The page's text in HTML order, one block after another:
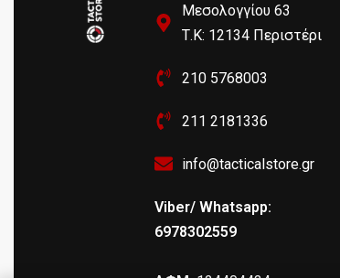
Μεσολογγίου 63
Τ.Κ: 12134 Περιστέρι
210 5768003
211 2181336
info@tacticalstore.gr
Viber/ Whatsapp:
6978302559